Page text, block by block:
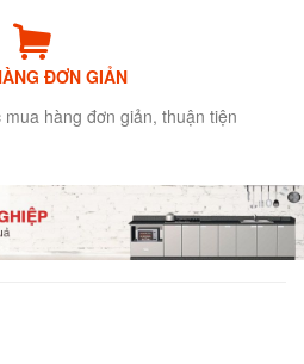
ĐƠN GIẢN
hàng đơn giản, thuận tiện